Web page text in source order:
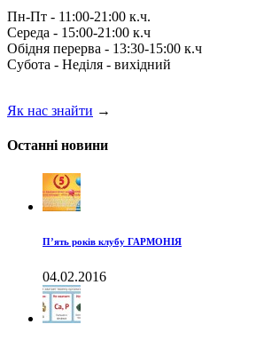
Пн-Пт - 11:00-21:00 к.ч.
Середа - 15:00-21:00 к.ч
Обідня перерва - 13:30-15:00 к.ч
Субота - Неділя - вихідний
Як нас знайти →
Останні новини
П’ять років клубу ГАРМОНІЯ
04.02.2016